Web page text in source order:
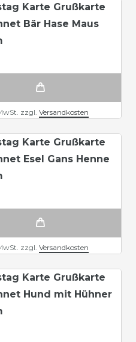
Karte Grußkarte
Bär Hase Maus
zzgl. Versandkosten
Karte Grußkarte
Esel Gans Henne
zzgl. Versandkosten
Karte Grußkarte
Hund mit Hühner